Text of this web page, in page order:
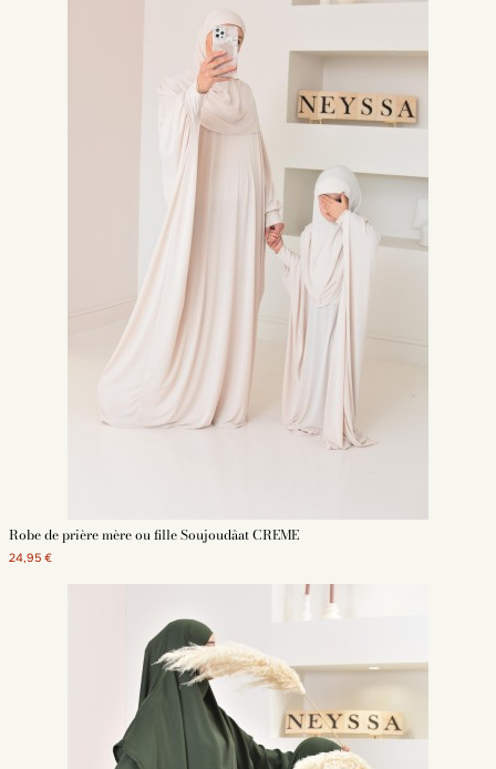
Robe de prière mère ou fille Soujoudâat CREME
24,95 €